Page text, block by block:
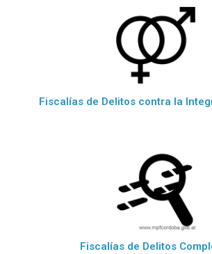
Fiscalías de Delitos contra la
Fiscalías de Delitos